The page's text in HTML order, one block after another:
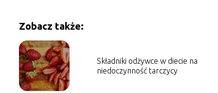
Zobacz także:
Składniki odżywce w diecie na
niedoczynność tarczycy